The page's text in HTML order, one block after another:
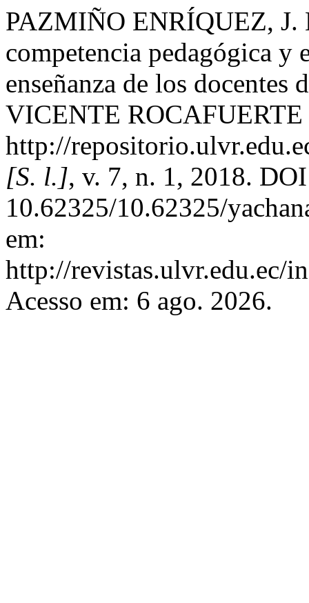
PAZMIÑO ENRÍQUEZ, J.
competencia pedagógica y
enseñanza de los docentes
VICENTE ROCAFUERTE
http://
[S. l.], v. 7, n. 1, 2018.
10.62325/10.62325/
em:
http://revistas.ulvr.edu.ec/
Acesso em: 6 ago. 2026.